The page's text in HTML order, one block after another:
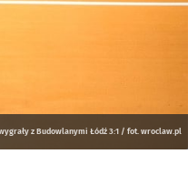
z Budowlanymi Łódź 3:1 / fot. wroclaw.pl